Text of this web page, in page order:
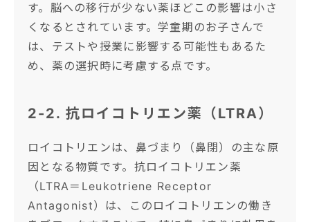
す。脳への移行が少ない薬ほどこの影響は小さ
くなるとされています。学童期のお子さんで
は、テストや授業に影響する可能性もあるた
め、薬の選択時に考慮する点です。
2-2. 抗ロイコトリエン薬（LTRA）
ロイコトリエンは、鼻づまり（鼻閉）の主な原
因となる物質です。抗ロイコトリエン薬
（LTRA＝Leukotriene Receptor
Antagonist）は、このロイコトリエンの働き